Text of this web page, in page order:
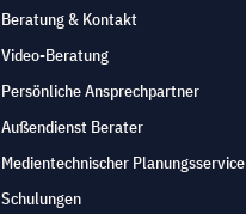
Beratung & Kontakt
Video-Beratung
Persönliche Ansprechpartner
Außendienst Berater
Medientechnischer Planungsservice
Schulungen